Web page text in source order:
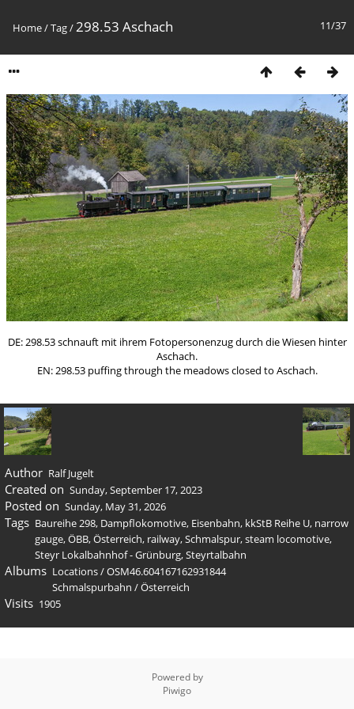
11/37
Home/Tag/298.53 Aschach
DE: 298.53 schnauft mit ihrem Fotopersonenzug durch die Wiesen hinter
Aschach.
EN: 298.53 puffing through the meadows closed to Aschach.
Author Ralf Jugelt
Created on Sunday, September 17, 2023
Posted on Sunday, May 31, 2026
Tags Baureihe 298, Dampflokomotive, Eisenbahn, kkStB Reihe U, narrow
gauge,ÖBB,Österreich, railway,Schmalspur,steam locomotive,
Steyr Lokalbahnhof - Grünburg,Steyrtalbahn
Albums Locations/OSM46.604167162931844
Schmalspurbahn /Österreich
Visits 1905
Powered by
Piwigo